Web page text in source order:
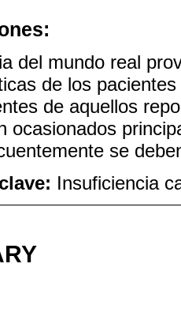
del mundo real
de los
de aquellos
ocasionados
se
Insuficiencia